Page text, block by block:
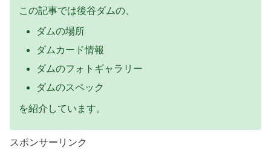
この記事では後谷ダムの、
ダムの場所
ダムカード情報
ダムのフォトギャラリー
ダムのスペック
を紹介しています。
スポンサーリンク